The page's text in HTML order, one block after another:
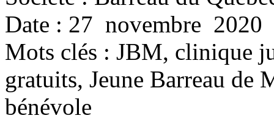
Date : 27 novembre 2020
Mots clés : JBM, clinique
gratuits, Jeune Barreau de
bénévole